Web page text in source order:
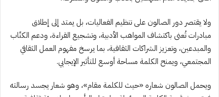
ولا يقتصر دور الصالون على تنظيم الفعاليات، بل يمتد إلى إطلاق
مبادرات تُعنى باكتشاف المواهب الأدبية، وتشجيع القراءة، ودعم الكتّاب
والمبدعين، وتعزيز الشراكات الثقافية، بما يرسخ مفهوم العمل الثقافي
المجتمعي، ويمنح الكلمة مساحة أوسع للتأثير الإيجابي.
ويحمل الصالون شعاره «حيث للكلمة مقام»، وهو شعار يجسد رسالته